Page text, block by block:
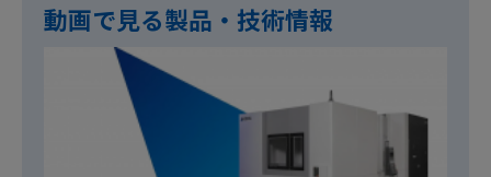
動画で見る製品・技術情報